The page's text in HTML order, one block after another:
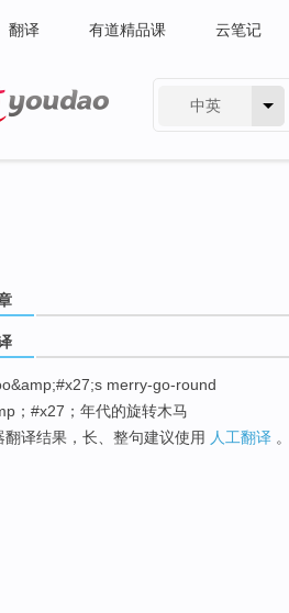
翻译 有道精品课 云笔记
中英
merry-go-round
；#x27；年代的旋转木马
翻译结果，长、整句建议使用 人工翻译